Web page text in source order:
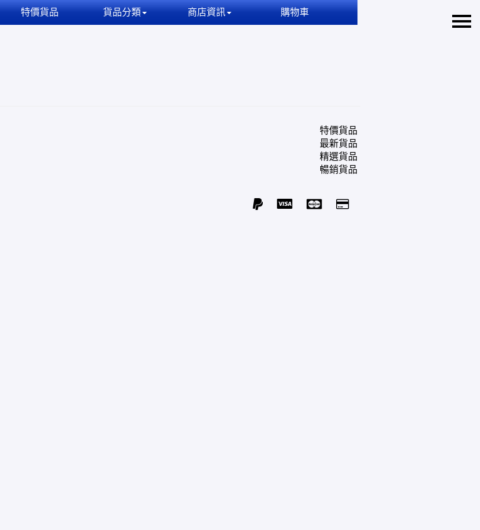
特價貨品 貨品分類 商店資訊 購物車
特價貨品
最新貨品
精選貨品
暢銷貨品